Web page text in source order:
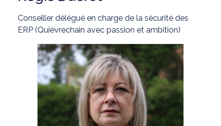
Conseiller délégué en charge de la sécurité des
ERP (Quiévrechain avec passion et ambition)